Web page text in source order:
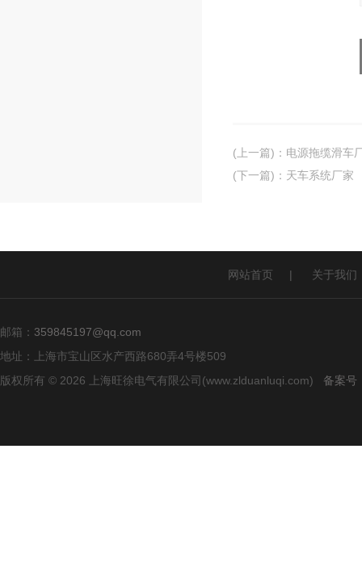
(上一篇) ： 电源拖缆滑车
(下一篇) ： 天车系统厂家
网站首页 | 关于我们
邮箱： 359845197@qq.com
地址：上海市宝山区水产西路680弄4号楼509
版权所有 © 2026 上海旺徐电气有限公司(www.zlduanluqi.com) 备案号